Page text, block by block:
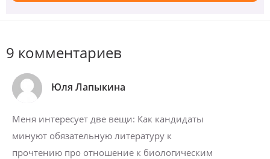
9 комментариев
Юля Лапыкина
Меня интересует две вещи: Как кандидаты
минуют обязательную литературу к
прочтению про отношение к биологическим